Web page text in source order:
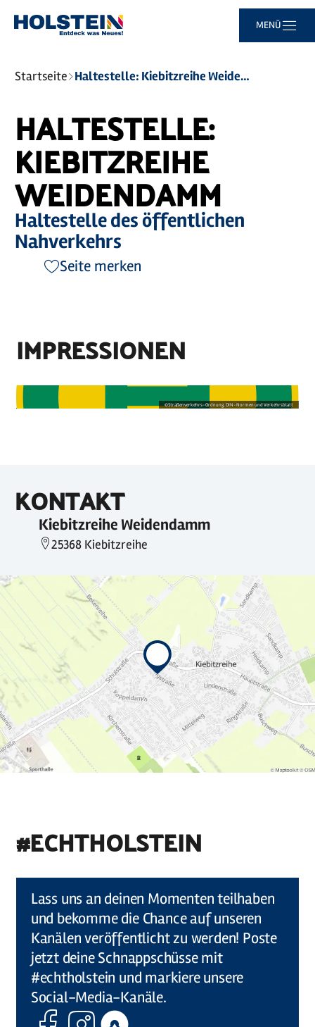
MENÜ
Sie
sind
Startseite Haltestelle: Kiebitzreihe Weidendamm
HALTESTELLE:
KIEBITZREIHE
WEIDENDAMM
Haltestelle des öffentlichen
Nahverkehrs
Seite merken
IMPRESSIONEN
©Straßenverkehrs-Ordnung, DIN-Normen und Verkehrsblatt
KONTAKT
Kiebitzreihe Weidendamm
25368 Kiebitzreihe
#ECHTHOLSTEIN
Lass uns an deinen Momenten teilhaben
und bekomme die Chance auf unseren
Kanälen veröffentlicht zu werden! Poste
jetzt deine Schnappschüsse mit
#echtholstein und markiere unsere
Social-Media-Kanäle.
FacebookInstagram
Komoot